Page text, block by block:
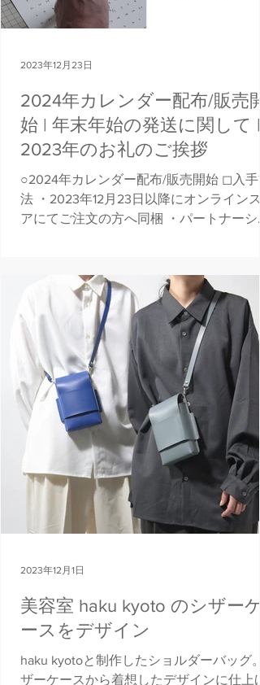
2024年カレンダー配布/販売開
始 | 年末年始の発送に関して |
2023年のお礼のご挨拶
○2024年カレンダー配布/販売開始 ◻︎入手
法 ・2023年12月23日以降にオンラインス
アにてご注文の方へ同梱 ・パートナーシ
https://www.kentohashiguchi.c...
2023年12月23日
美容室 haku kyoto のシザーケ
ースをデザイン
haku kyotoと制作したショルダーバッグ
ザーケースから着想したデザインに仕上げ
2023年12月1日